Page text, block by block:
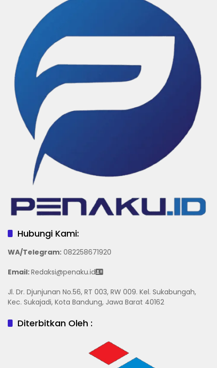
Hubungi Kami:
WA/Telegram: 082258671920
Email:Redaksi@penaku.id
Jl. Dr. Djunjunan No.56, RT 003, RW 009. Kel. Sukabungah,
Kec. Sukajadi, Kota Bandung, Jawa Barat 40162
Diterbitkan Oleh :